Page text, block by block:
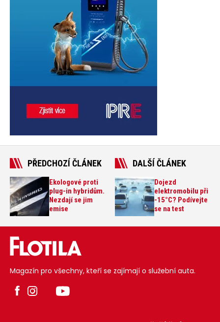
PŘEDCHOZÍ ČLÁNEK
Ekologové proti
plug-in hybridům.
Nezdají se jim
emise
DALŠÍ ČLÁNEK
Dojezd
elektromobilu při
-15°C? Podívejte
se na test
Magazín pro všechny, kteří se zajímají o služební auta.